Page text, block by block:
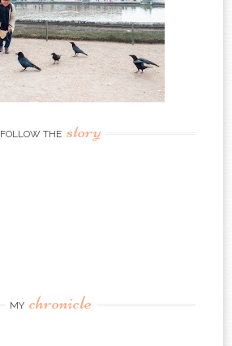
FOLLOW THE story
MY chronicle